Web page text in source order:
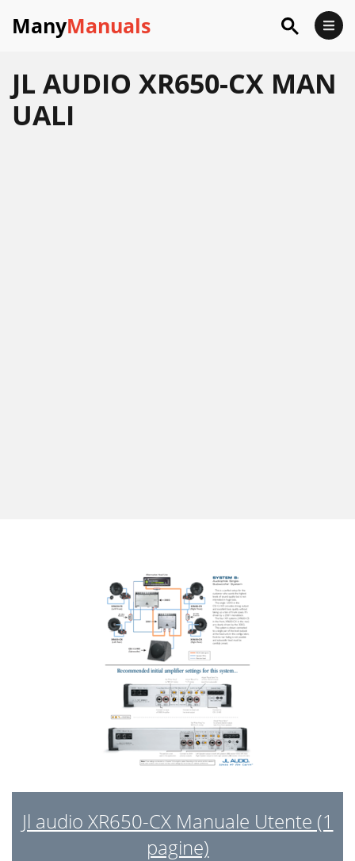
ManyManuals
JL AUDIO XR650-CX MAN
UALI
Jl audio XR650-CX Manuale Utente (1
pagine)